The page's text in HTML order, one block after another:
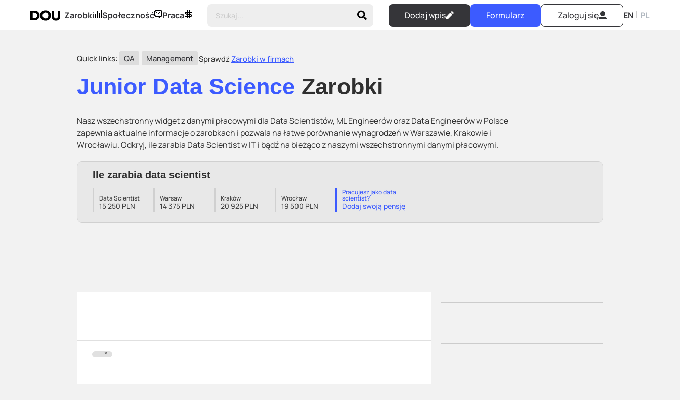
Zarobki Społeczność Praca Dodaj wpis Formularz Zaloguj się EN | PL
Quick links: QA Management SprawdźZarobki w firmach
Junior Data Science Zarobki
Nasz wszechstronny widget z danymi płacowymi dla Data Scientistów, ML Engineerów oraz Data Engineerów w Polsce
zapewnia aktualne informacje o zarobkach i pozwala na łatwe porównanie wynagrodzeń w Warszawie, Krakowie i
Wrocławiu. Odkryj, ile zarabia Data Scientist w IT i bądź na bieżąco z naszymi wszechstronnymi danymi płacowymi.
Ile zarabia data scientist
Data Scientist
15 250 PLN
Warsaw
14 375 PLN
Kraków
20 925 PLN
Wrocław
19 500 PLN
Pracujesz jako data
scientist?
Dodaj swoją pensję